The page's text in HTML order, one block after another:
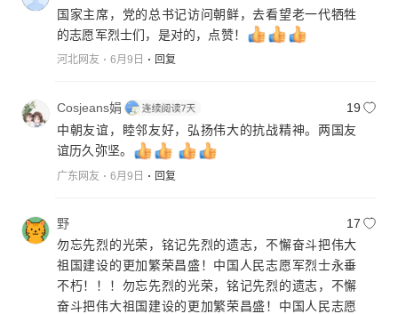
国家主席，党的总书记访问朝鲜，去看望老一代牺牲
的志愿军烈士们，是对的，点赞！
河北网友 6月9日 回复
Cosjeans娟
19
中朝友谊，睦邻友好，弘扬伟大的抗战精神。两国友
谊历久弥坚。
广东网友 6月9日 回复
野
17
勿忘先烈的光荣，铭记先烈的遗志，不懈奋斗把伟大
祖国建设的更加繁荣昌盛！中国人民志愿军烈士永垂
不朽！！！勿忘先烈的光荣，铭记先烈的遗志，不懈
奋斗把伟大祖国建设的更加繁荣昌盛！中国人民志愿